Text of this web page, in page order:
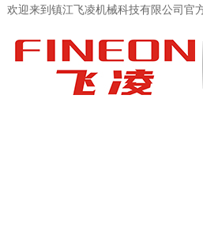
欢迎来到镇江飞凌机械科技有限公司